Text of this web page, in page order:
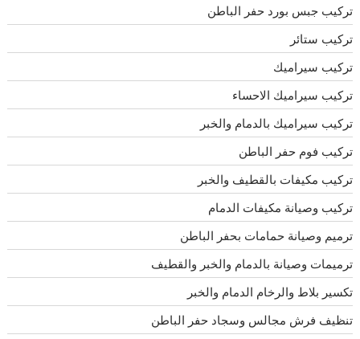
تركيب جبس بورد حفر الباطن
تركيب ستائر
تركيب سيراميك
تركيب سيراميك الاحساء
تركيب سيراميك بالدمام والخبر
تركيب فوم حفر الباطن
تركيب مكيفات بالقطيف والخبر
تركيب وصيانة مكيفات الدمام
ترميم وصيانة حمامات بحفر الباطن
ترميمات وصيانة بالدمام والخبر والقطيف
تكسير بلاط والرخام الدمام والخبر
تنظيف فرش مجالس وسجاد حفر الباطن